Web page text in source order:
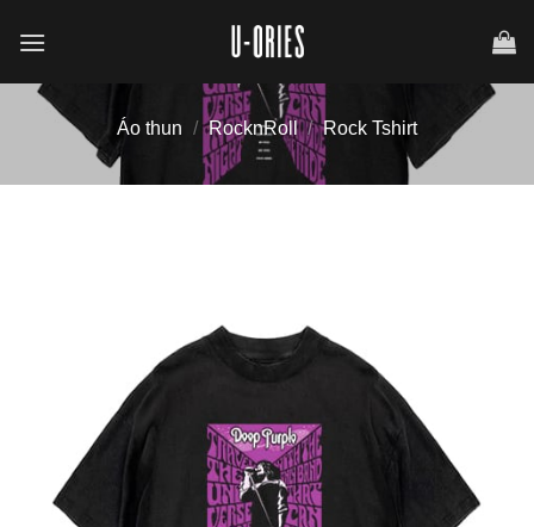
đến
dung
Áo thun / RocknRoll / Rock Tshirt